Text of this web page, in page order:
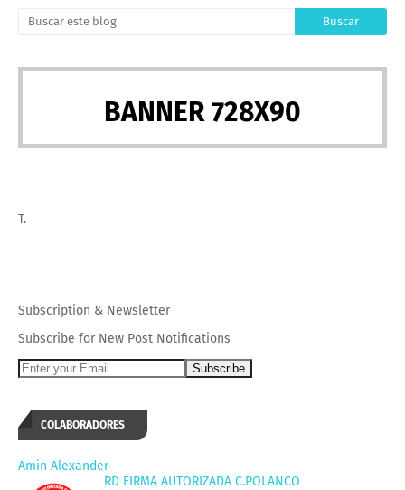
BANNER 728X90
T.
Subscription & Newsletter
Subscribe for New Post Notifications
COLABORADORES
Amin Alexander
RD FIRMA AUTORIZADA C.POLANCO